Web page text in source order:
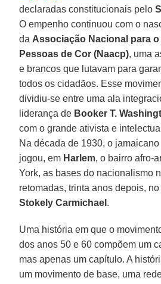
declaradas constitucionais pelo
O empenho continuou com o
da Associação Nacional para
Pessoas de Cor (Naacp), uma
e brancos que lutavam para
todos os cidadãos. Esse
dividiu-se entre uma ala
liderança de Booker T.
com o grande ativista e
Na década de 1930, o jamaicano
jogou, em Harlem, o bairro afro-
York, as bases do nacionalismo
retomadas, trinta anos depois, no
Stokely Carmichael .
Uma história em que o
dos anos 50 e 60 compõem um
mas apenas um capítulo. A
um movimento de base, uma